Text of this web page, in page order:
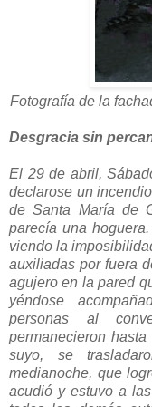
Fotografía de la
Desgracia sin
El 29 de abril,
declarose un
de Santa María de
parecía una
viendo la
auxiliadas por fuera
agujero en la pared
yéndose
personas al
permanecieron
suyo, se
medianoche, que
acudió y estuvo a